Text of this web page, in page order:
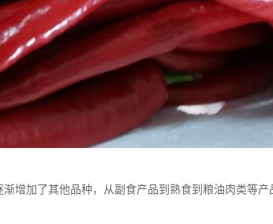
增加了其他品种，从副食产品到熟食到粮油肉类等产